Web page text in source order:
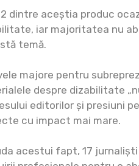
2 dintre aceștia produc
iar majoritatea nu
temă.
majore pentru
despre dizabilitate
editorilor și presiuni
cu impact mai mare.
acestui fapt, 17